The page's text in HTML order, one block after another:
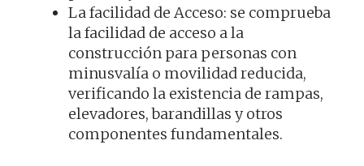
La facilidad de Acceso: se comprueba
la facilidad de acceso a la
construcción para personas con
minusvalía o movilidad reducida,
verificando la existencia de rampas,
elevadores, barandillas y otros
componentes fundamentales.